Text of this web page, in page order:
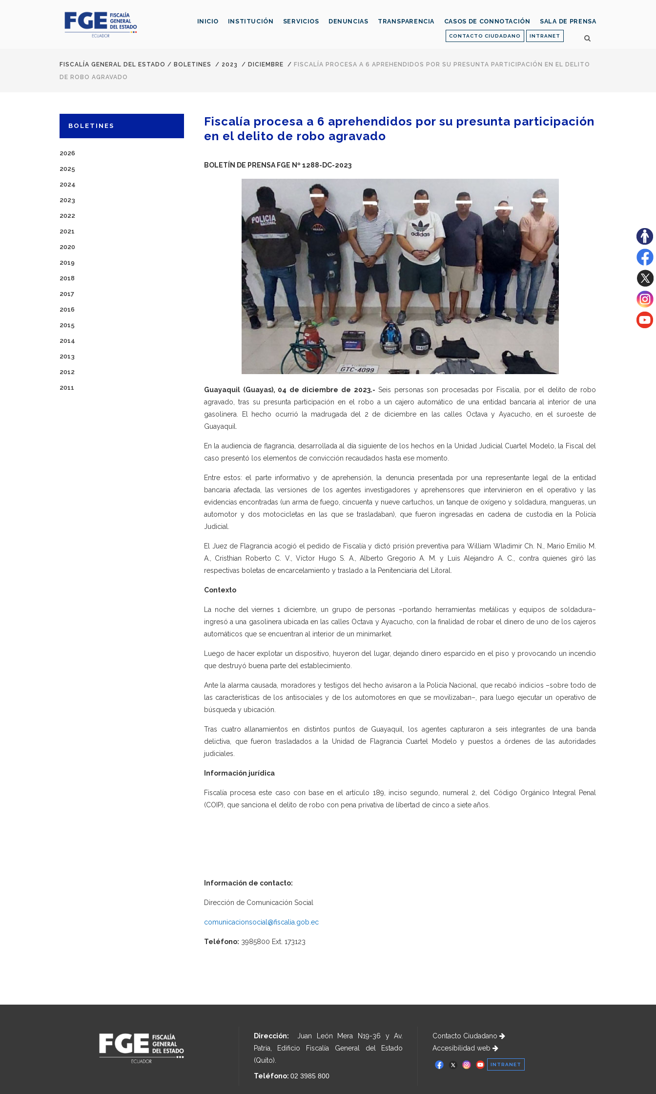
CONTACTO CIUDADANO INTRANET
INICIO INSTITUCIÓN SERVICIOS DENUNCIAS TRANSPARENCIA CASOS DE CONNOTACIÓN SALA DE PRENSA
FISCALÍA GENERAL DEL ESTADO / BOLETINES / 2023 / DICIEMBRE / FISCALÍA PROCESA A 6 APREHENDIDOS POR SU PRESUNTA PARTICIPACIÓN EN EL DELITO
DE ROBO AGRAVADO
BOLETINES
2026
2025
2024
2023
2022
2021
2020
2019
2018
2017
2016
2015
2014
2013
2012
2011
Fiscalía procesa a 6 aprehendidos por su presunta participación
en el delito de robo agravado
BOLETÍN DE PRENSA FGE Nº 1288-DC-2023
Guayaquil (Guayas), 04 de diciembre de 2023.- Seis personas son procesadas por Fiscalía, por el delito de robo
agravado, tras su presunta participación en el robo a un cajero automático de una entidad bancaria al interior de una
gasolinera. El hecho ocurrió la madrugada del 2 de diciembre en las calles Octava y Ayacucho, en el suroeste de
Guayaquil.
En la audiencia de flagrancia, desarrollada al día siguiente de los hechos en la Unidad Judicial Cuartel Modelo, la Fiscal del
caso presentó los elementos de convicción recaudados hasta ese momento.
Entre estos: el parte informativo y de aprehensión, la denuncia presentada por una representante legal de la entidad
bancaria afectada, las versiones de los agentes investigadores y aprehensores que intervinieron en el operativo y las
evidencias encontradas (un arma de fuego, cincuenta y nueve cartuchos, un tanque de oxígeno y soldadura, mangueras, un
automotor y dos motocicletas en las que se trasladaban), que fueron ingresadas en cadena de custodia en la Policía
Judicial.
El Juez de Flagrancia acogió el pedido de Fiscalía y dictó prisión preventiva para William Wladimir Ch. N., Mario Emilio M.
A., Cristhian Roberto C. V., Víctor Hugo S. A., Alberto Gregorio A. M. y Luis Alejandro A. C., contra quienes giró las
respectivas boletas de encarcelamiento y traslado a la Penitenciaria del Litoral.
Contexto
La noche del viernes 1 diciembre, un grupo de personas –portando herramientas metálicas y equipos de soldadura–
ingresó a una gasolinera ubicada en las calles Octava y Ayacucho, con la finalidad de robar el dinero de uno de los cajeros
automáticos que se encuentran al interior de un minimarket.
Luego de hacer explotar un dispositivo, huyeron del lugar, dejando dinero esparcido en el piso y provocando un incendio
que destruyó buena parte del establecimiento.
Ante la alarma causada, moradores y testigos del hecho avisaron a la Policía Nacional, que recabó indicios –sobre todo de
las características de los antisociales y de los automotores en que se movilizaban–, para luego ejecutar un operativo de
búsqueda y ubicación.
Tras cuatro allanamientos en distintos puntos de Guayaquil, los agentes capturaron a seis integrantes de una banda
delictiva, que fueron trasladados a la Unidad de Flagrancia Cuartel Modelo y puestos a órdenes de las autoridades
judiciales.
Información jurídica
Fiscalía procesa este caso con base en el artículo 189, inciso segundo, numeral 2, del Código Orgánico Integral Penal
(COIP), que sanciona el delito de robo con pena privativa de libertad de cinco a siete años.
Información de contacto:
Dirección de Comunicación Social
comunicacionsocial@fiscalia.gob.ec
Teléfono: 3985800 Ext. 173123
Dirección: Juan León Mera N19-36 y Av.
Patria, Edificio Fiscalía General del Estado
(Quito).
Teléfono: 02 3985 800
Contacto Ciudadano
Accesibilidad web
INTRANET